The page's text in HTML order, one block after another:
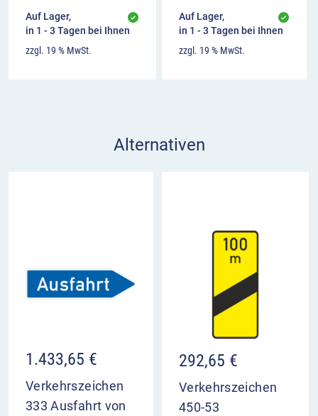
Auf Lager,
in 1 - 3 Tagen bei Ihnen
zzgl. 19 % MwSt.
Auf Lager,
in 1 - 3 Tagen bei Ihnen
zzgl. 19 % MwSt.
Alternativen
1.433,65 €
Verkehrszeichen
333 Ausfahrt von
292,65 €
Verkehrszeichen
450-53